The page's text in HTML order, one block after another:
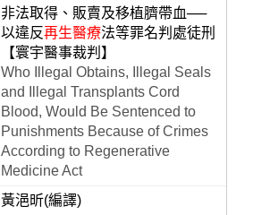
非法取得、販賣及移植臍帶血──
以違反再生醫療法等罪名判處徒刑
【寰宇醫事裁判】
Who Illegal Obtains, Illegal Seals
and Illegal Transplants Cord
Blood, Would Be Sentenced to
Punishments Because of Crimes
According to Regenerative
Medicine Act
黃浥昕(編譯)